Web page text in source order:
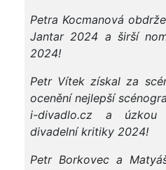
Petra Kocmanová obdr
Jantar 2024 a širší
2024!
Petr Vítek získal za
ocenění nejlepší
i-divadlo.cz a úzkou
divadelní kritiky 2024!
Petr Borkovec a Matyá